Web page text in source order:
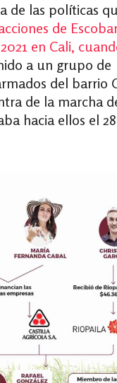
de las políticas
de
en Cali,
a un grupo de
del barrio
de la marcha
hacia ellos el